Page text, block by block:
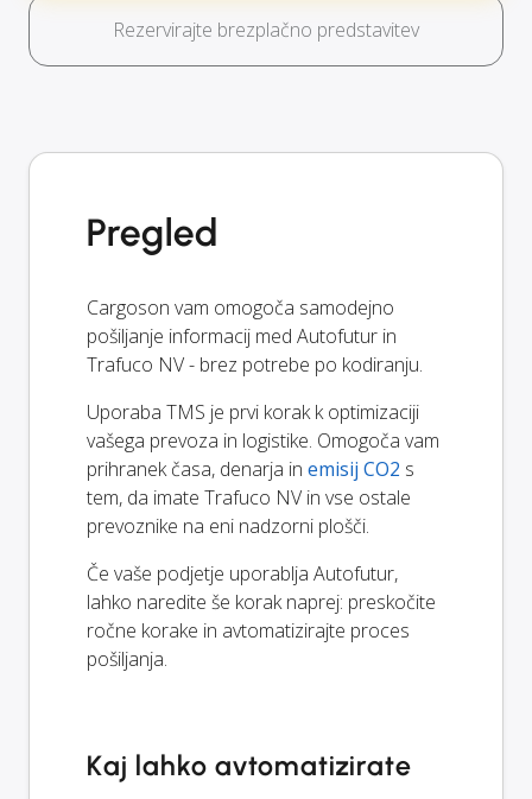
Rezervirajte brezplačno predstavitev
Pregled
Cargoson vam omogoča samodejno
pošiljanje informacij med Autofutur in
Trafuco NV - brez potrebe po kodiranju.
Uporaba TMS je prvi korak k optimizaciji
vašega prevoza in logistike. Omogoča vam
prihranek časa, denarja in emisij CO2 s
tem, da imate Trafuco NV in vse ostale
prevoznike na eni nadzorni plošči.
Če vaše podjetje uporablja Autofutur,
lahko naredite še korak naprej: preskočite
ročne korake in avtomatizirajte proces
pošiljanja.
Kaj lahko avtomatizirate